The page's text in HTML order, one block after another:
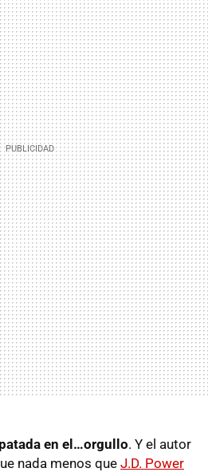
en el…orgullo. Y el autor
nada menos que J.D. Power